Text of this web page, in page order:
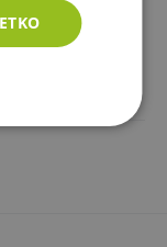
zákazníkov